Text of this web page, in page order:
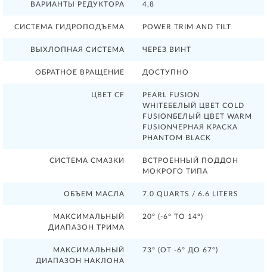
ВАРИАНТЫ РЕДУКТОРА 4,8
СИСТЕМА ГИДРОПОДЪЕМА POWER TRIM AND TILT
ВЫХЛОПНАЯ СИСТЕМА ЧЕРЕЗ ВИНТ
ОБРАТНОЕ ВРАЩЕНИЕ ДОСТУПНО
ЦВЕТ CF
PEARL FUSION
WHITEБЕЛЫЙ ЦВЕТ COLD
FUSIONБЕЛЫЙ ЦВЕТ WARM
FUSIONЧЕРНАЯ КРАСКА
PHANTOM BLACK
СИСТЕМА СМАЗКИ
ВСТРОЕННЫЙ ПОДДОН
МОКРОГО ТИПА
ОБЪЕМ МАСЛА 7.0 QUARTS / 6.6 LITERS
МАКСИМАЛЬНЫЙ
ДИАПАЗОН ТРИМА
20° (-6° TO 14°)
МАКСИМАЛЬНЫЙ
ДИАПАЗОН НАКЛОНА
73° (ОТ -6° ДО 67°)